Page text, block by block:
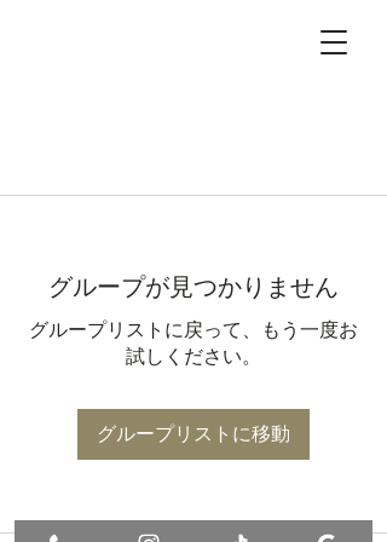
グループが見つかりません
グループリストに戻って、もう一度お
試しください。
グループリストに移動